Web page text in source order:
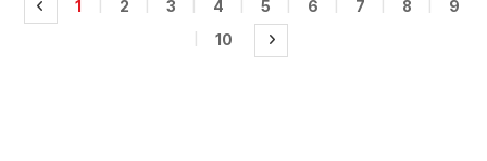
1 2 3 4 5 6 7 8
9
10